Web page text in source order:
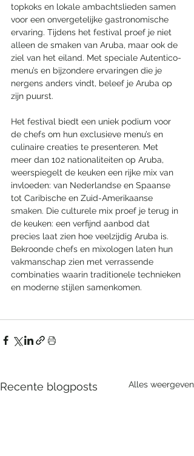
topkoks en lokale ambachtslieden samen
voor een onvergetelijke gastronomische
ervaring. Tijdens het festival proef je niet
alleen de smaken van Aruba, maar ook de
ziel van het eiland. Met speciale Autentico-
menu’s en bijzondere ervaringen die je
nergens anders vindt, beleef je Aruba op
zijn puurst.
Het festival biedt een uniek podium voor
de chefs om hun exclusieve menu’s en
culinaire creaties te presenteren. Met
meer dan 102 nationaliteiten op Aruba,
weerspiegelt de keuken een rijke mix van
invloeden: van Nederlandse en Spaanse
tot Caribische en Zuid-Amerikaanse
smaken. Die culturele mix proef je terug in
de keuken: een verfijnd aanbod dat
precies laat zien hoe veelzijdig Aruba is.
Bekroonde chefs en mixologen laten hun
vakmanschap zien met verrassende
combinaties waarin traditionele technieken
en moderne stijlen samenkomen.
Recente blogposts Alles weergeven